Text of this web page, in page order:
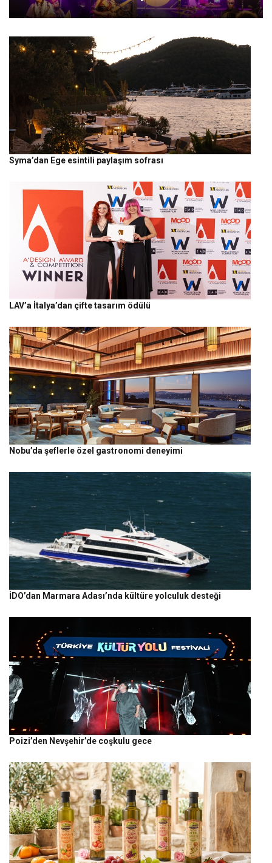
Syma’dan Ege esintili paylaşım sofrası
LAV’a İtalya’dan çifte tasarım ödülü
Nobu’da şeflerle özel gastronomi deneyimi
İDO’dan Marmara Adası’nda kültüre yolculuk desteği
Poizi’den Nevşehir’de coşkulu gece